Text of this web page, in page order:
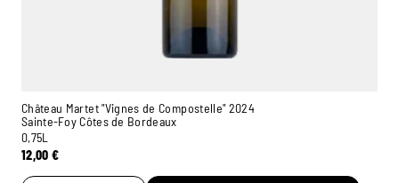
Château Martet "Vignes de Compostelle" 2024
Sainte-Foy Côtes de Bordeaux
0,75L
12,00€